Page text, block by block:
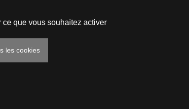
que vous souhaitez activer
les cookies